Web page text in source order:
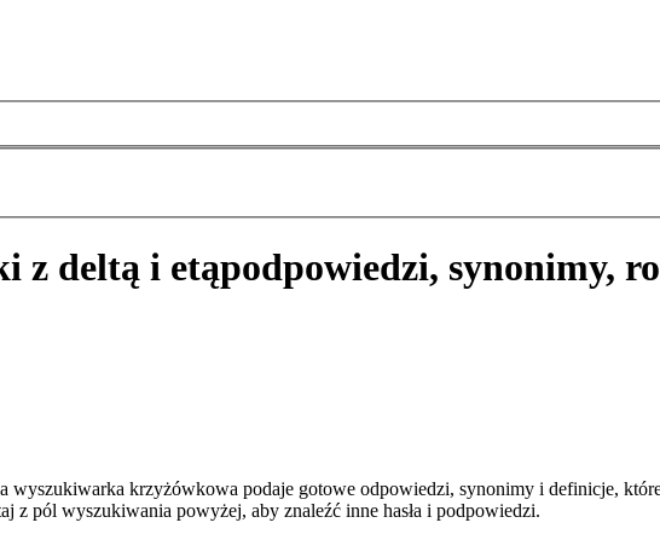
z deltą i etąpodpowiedzi, synonimy,
wyszukiwarka krzyżówkowa podaje gotowe odpowiedzi, synonimy i definicje,
z pól wyszukiwania powyżej, aby znaleźć inne hasła i podpowiedzi.